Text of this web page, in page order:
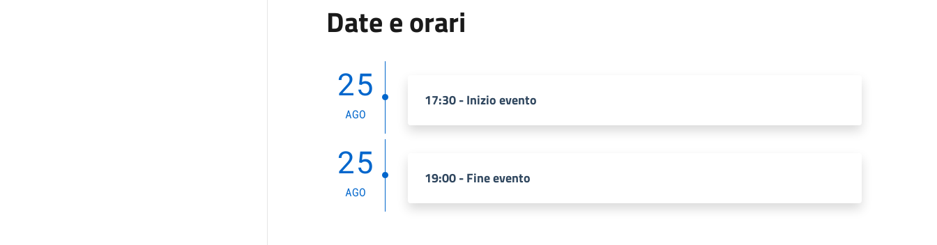
Date e orari
25
AGO
17:30 - Inizio evento
25
AGO
19:00 - Fine evento